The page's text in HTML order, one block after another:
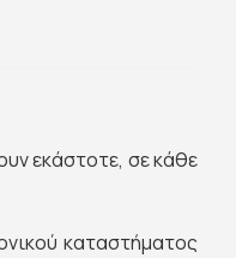
εκάστοτε, σε κάθε
καταστήματος